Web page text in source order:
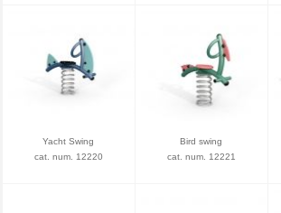
Yacht Swing
cat. num. 12220
Bird swing
cat. num. 12221